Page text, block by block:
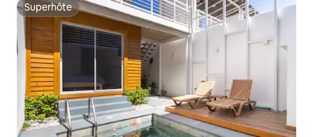
Superhôte
Superhôte